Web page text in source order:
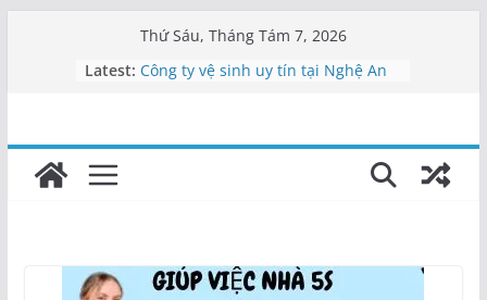
Thứ Sáu, Tháng Tám 7, 2026
Latest: Công ty vệ sinh uy tín tại Nghệ An